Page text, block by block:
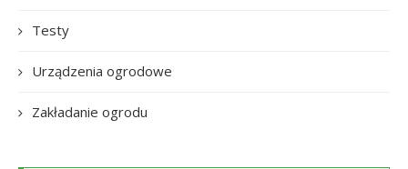
Testy
Urządzenia ogrodowe
Zakładanie ogrodu